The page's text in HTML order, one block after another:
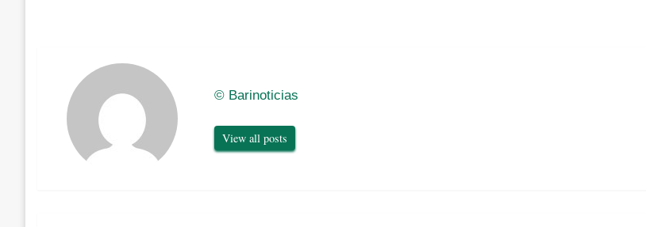
© Barinoticias
View all posts